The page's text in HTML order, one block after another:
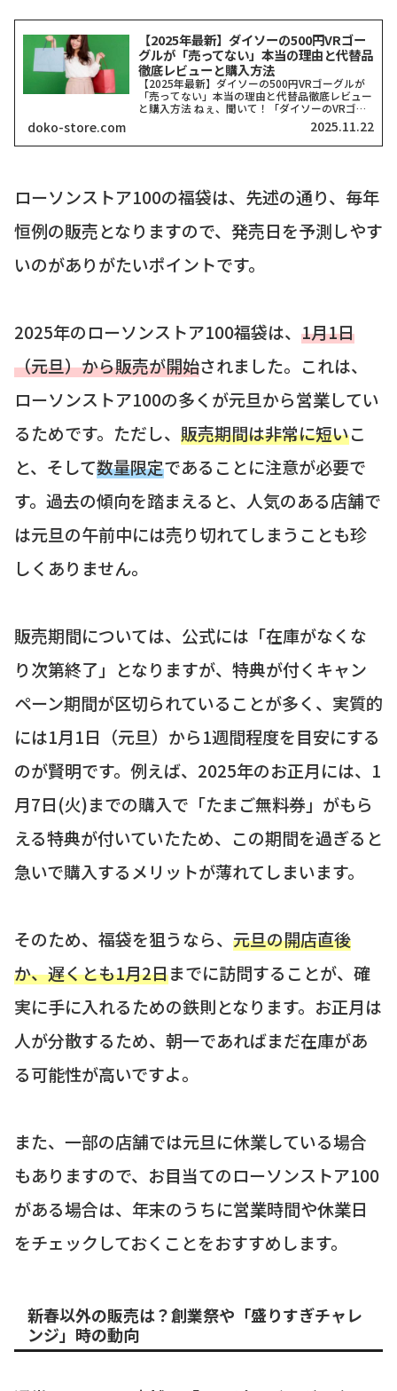
【2025年最新】ダイソーの500円VRゴー
グルが「売ってない」本当の理由と代替品
徹底レビューと購入方法
【2025年最新】ダイソーの500円VRゴーグルが
「売ってない」本当の理由と代替品徹底レビュー
と購入方法 ねぇ、聞いて！「ダイソーのVRゴー
グル、どこにも売ってない！」って検索したそこ
のアナタ、同じ気持ちでここに来てくれましたよ
ね？一時期、...
doko-store.com 2025.11.22
ローソンストア100の福袋は、先述の通り、毎年
恒例の販売となりますので、発売日を予測しやす
いのがありがたいポイントです。
2025年のローソンストア100福袋は、 1月1日
（元旦）から販売が開始されました。これは、
ローソンストア100の多くが元旦から営業してい
るためです。ただし、 販売期間は非常に短いこ
と、そして数量限定であることに注意が必要で
す。過去の傾向を踏まえると、人気のある店舗で
は元旦の午前中には売り切れてしまうことも珍
しくありません。
販売期間については、公式には「在庫がなくな
り次第終了」となりますが、特典が付くキャン
ペーン期間が区切られていることが多く、実質的
には1月1日（元旦）から1週間程度を目安にする
のが賢明です。例えば、2025年のお正月には、1
月7日(火)までの購入で「たまご無料券」がもら
える特典が付いていたため、この期間を過ぎると
急いで購入するメリットが薄れてしまいます。
そのため、福袋を狙うなら、 元旦の開店直後
か、遅くとも1月2日までに訪問することが、確
実に手に入れるための鉄則となります。お正月は
人が分散するため、朝一であればまだ在庫があ
る可能性が高いですよ。
また、一部の店舗では元旦に休業している場合
もありますので、お目当てのローソンストア100
がある場合は、年末のうちに営業時間や休業日
をチェックしておくことをおすすめします。
新春以外の販売は？創業祭や「盛りすぎチャレ
ンジ」時の動向